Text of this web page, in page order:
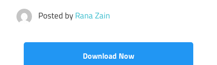
Posted byRana Zain
Download Now